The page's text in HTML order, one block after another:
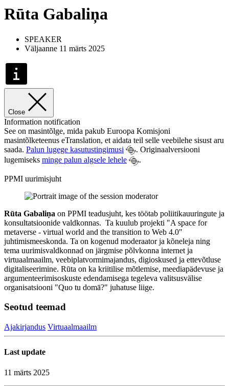
Rūta Gabaliņa
SPEAKER
Väljaanne 11 märts 2025
Close
Information notification
See on masintõlge, mida pakub Euroopa Komisjoni
masintõlketeenus eTranslation, et aidata teil selle veebilehe sisust aru
saada. Palun lugege kasutustingimusi
. Originaalversiooni
lugemiseks minge palun algsele lehele .
PPMI uurimisjuht
Rūta Gabaliņa on PPMI teadusjuht, kes töötab poliitikauuringute ja
konsultatsioonide valdkonnas. Ta kuulub projekti "A space for
metaverse - virtual world and the transition to Web 4.0"
juhtimismeeskonda. Ta on kogenud moderaator ja kõneleja ning
tema uurimisvaldkonnad on järgmise põlvkonna internet ja
virtuaalmaailm, veebiplatvormimajandus, digioskused ja ettevõtluse
digitaliseerimine. Rūta on ka kriitilise mõtlemise, meediapädevuse ja
argumenteerimisoskuste edendamisega tegeleva valitsusvälise
organisatsiooni "Quo tu domā?" juhatuse liige.
Seotud teemad
Ajakirjandus Virtuaalmaailm
Last update
11 märts 2025